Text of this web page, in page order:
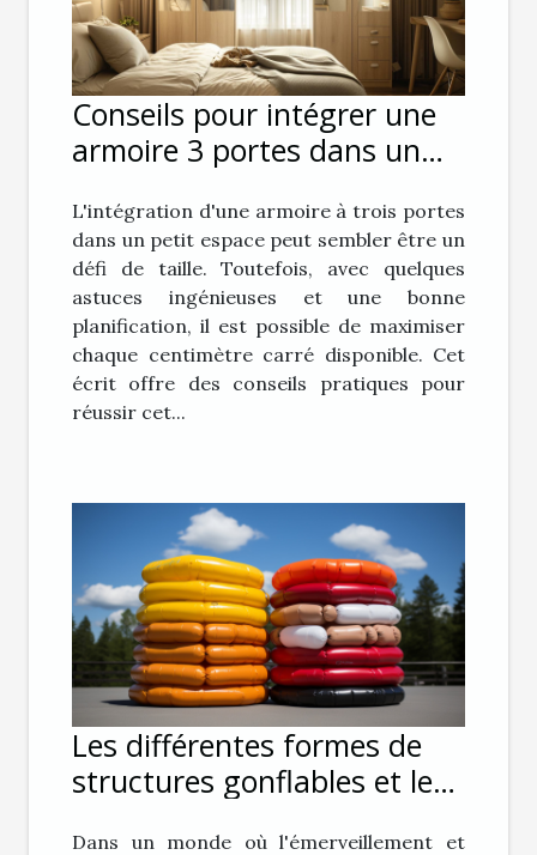
Conseils pour intégrer une
armoire 3 portes dans un
L'intégration d'une armoire à trois portes
dans un petit espace peut sembler être un
défi de taille. Toutefois, avec quelques
astuces ingénieuses et une bonne
planification, il est possible de maximiser
chaque centimètre carré disponible. Cet
écrit offre des conseils pratiques pour
réussir cet...
Les différentes formes de
structures gonflables et leur
Dans un monde où l'émerveillement et